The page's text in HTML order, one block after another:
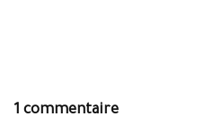
1 commentaire